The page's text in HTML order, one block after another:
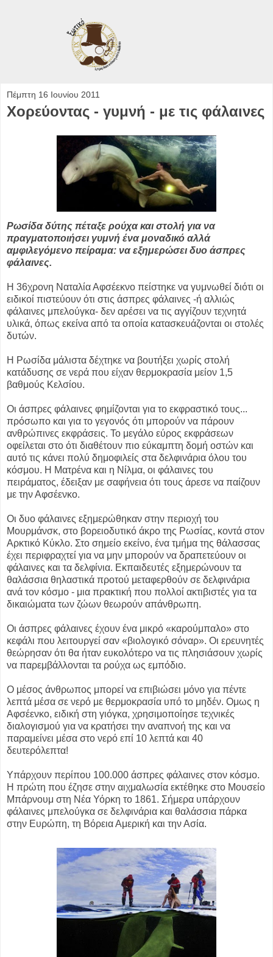
Πέμπτη 16 Ιουνίου 2011
Χορεύοντας - γυμνή - με τις φάλαινες
Ρωσίδα δύτης πέταξε ρούχα και στολή για να
πραγματοποιήσει γυμνή ένα μοναδικό αλλά
αμφιλεγόμενο πείραμα: να εξημερώσει δυο άσπρες
φάλαινες.
Η 36χρονη Ναταλία Αφσέεκνο πείστηκε να γυμνωθεί διότι οι
ειδικοί πιστεύουν ότι στις άσπρες φάλαινες -ή αλλιώς
φάλαινες μπελούγκα- δεν αρέσει να τις αγγίζουν τεχνητά
υλικά, όπως εκείνα από τα οποία κατασκευάζονται οι στολές
δυτών.
Η Ρωσίδα μάλιστα δέχτηκε να βουτήξει χωρίς στολή
κατάδυσης σε νερά που είχαν θερμοκρασία μείον 1,5
βαθμούς Κελσίου.
Οι άσπρες φάλαινες φημίζονται για το εκφραστικό τους...
πρόσωπο και για το γεγονός ότι μπορούν να πάρουν
ανθρώπινες εκφράσεις. Το μεγάλο εύρος εκφράσεων
οφείλεται στο ότι διαθέτουν πιο εύκαμπτη δομή οστών και
αυτό τις κάνει πολύ δημοφιλείς στα δελφινάρια όλου του
κόσμου. Η Ματρένα και η Νίλμα, οι φάλαινες του
πειράματος, έδειξαν με σαφήνεια ότι τους άρεσε να παίζουν
με την Αφσέενκο.
Οι δυο φάλαινες εξημερώθηκαν στην περιοχή του
Μουρμάνσκ, στο βορειοδυτικό άκρο της Ρωσίας, κοντά στον
Αρκτικό Κύκλο. Στο σημείο εκείνο, ένα τμήμα της θάλασσας
έχει περιφραχτεί για να μην μπορούν να δραπετεύουν οι
φάλαινες και τα δελφίνια. Εκπαιδευτές εξημερώνουν τα
θαλάσσια θηλαστικά προτού μεταφερθούν σε δελφινάρια
ανά τον κόσμο - μια πρακτική που πολλοί ακτιβιστές για τα
δικαιώματα των ζώων θεωρούν απάνθρωπη.
Οι άσπρες φάλαινες έχουν ένα μικρό «καρούμπαλο» στο
κεφάλι που λειτουργεί σαν «βιολογικό σόναρ». Οι ερευνητές
θεώρησαν ότι θα ήταν ευκολότερο να τις πλησιάσουν χωρίς
να παρεμβάλλονται τα ρούχα ως εμπόδιο.
Ο μέσος άνθρωπος μπορεί να επιβιώσει μόνο για πέντε
λεπτά μέσα σε νερό με θερμοκρασία υπό το μηδέν. Ομως η
Αφσέενκο, ειδική στη γιόγκα, χρησιμοποίησε τεχνικές
διαλογισμού για να κρατήσει την αναπνοή της και να
παραμείνει μέσα στο νερό επί 10 λεπτά και 40
δευτερόλεπτα!
Υπάρχουν περίπου 100.000 άσπρες φάλαινες στον κόσμο.
Η πρώτη που έζησε στην αιχμαλωσία εκτέθηκε στο Μουσείο
Μπάρνουμ στη Νέα Υόρκη το 1861. Σήμερα υπάρχουν
φάλαινες μπελούγκα σε δελφινάρια και θαλάσσια πάρκα
στην Ευρώπη, τη Βόρεια Αμερική και την Ασία.